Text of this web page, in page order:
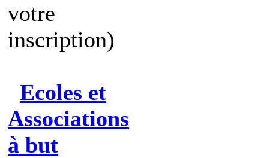
votre
inscription)
Ecoles et
Associations
à but